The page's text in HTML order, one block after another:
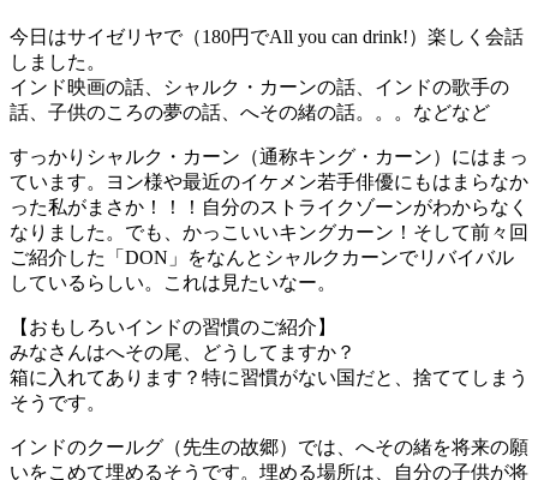
今日はサイゼリヤで（180円でAll you can drink!）楽しく会話
しました。
インド映画の話、シャルク・カーンの話、インドの歌手の
話、子供のころの夢の話、へその緒の話。。。などなど
すっかりシャルク・カーン（通称キング・カーン）にはまっ
ています。ヨン様や最近のイケメン若手俳優にもはまらなか
った私がまさか！！！自分のストライクゾーンがわからなく
なりました。でも、かっこいいキングカーン！そして前々回
ご紹介した「DON」をなんとシャルクカーンでリバイバル
しているらしい。これは見たいなー。
【おもしろいインドの習慣のご紹介】
みなさんはへその尾、どうしてますか？
箱に入れてあります？特に習慣がない国だと、捨ててしまう
そうです。
インドのクールグ（先生の故郷）では、へその緒を将来の願
いをこめて埋めるそうです。埋める場所は、自分の子供が将